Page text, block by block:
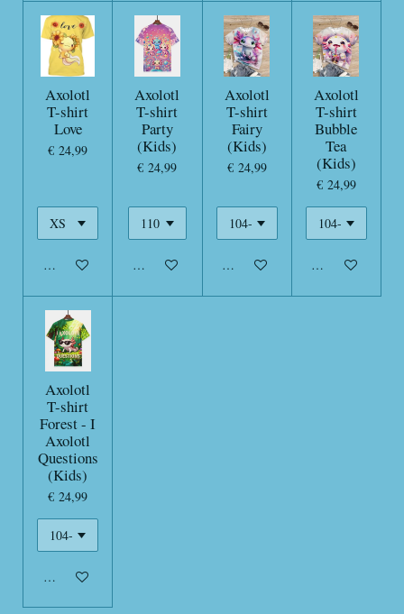
Axolotl
T-shirt
Love
€ 24,99
In winkelwagen
Axolotl
T-shirt
Party
(Kids)
€ 24,99
In winkelwagen
Axolotl
T-shirt
Fairy
(Kids)
€ 24,99
In winkelwagen
Axolotl
T-shirt
Bubble
Tea
(Kids)
€ 24,99
In winkelwagen
Axolotl
T-shirt
Forest - I
Axolotl
Questions
(Kids)
€ 24,99
In winkelwagen